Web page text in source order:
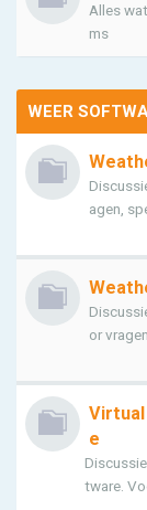
Alles
ms
WEER
agen,
or
e
tware.